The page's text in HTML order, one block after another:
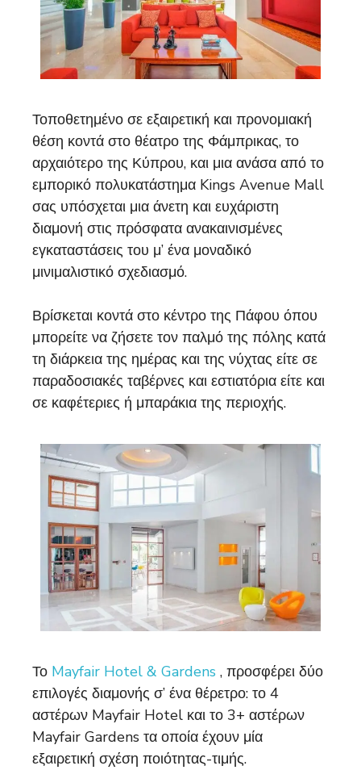
Τοποθετημένο σε εξαιρετική και προνομιακή
θέση κοντά στο θέατρο της Φάμπρικας, το
αρχαιότερο της Κύπρου, και μια ανάσα από το
εμπορικό πολυκατάστημα Kings Avenue Mall
σας υπόσχεται μια άνετη και ευχάριστη
διαμονή στις πρόσφατα ανακαινισμένες
εγκαταστάσεις του μ’ ένα μοναδικό
μινιμαλιστικό σχεδιασμό.
Βρίσκεται κοντά στο κέντρο της Πάφου όπου
μπορείτε να ζήσετε τον παλμό της πόλης κατά
τη διάρκεια της ημέρας και της νύχτας είτε σε
παραδοσιακές ταβέρνες και εστιατόρια είτε και
σε καφέτεριες ή μπαράκια της περιοχής.
Το Mayfair Hotel & Gardens , προσφέρει δύο
επιλογές διαμονής σ’ ένα θέρετρο: το 4
αστέρων Mayfair Hotel και το 3+ αστέρων
Mayfair Gardens τα οποία έχουν μία
εξαιρετική σχέση ποιότητας-τιμής.